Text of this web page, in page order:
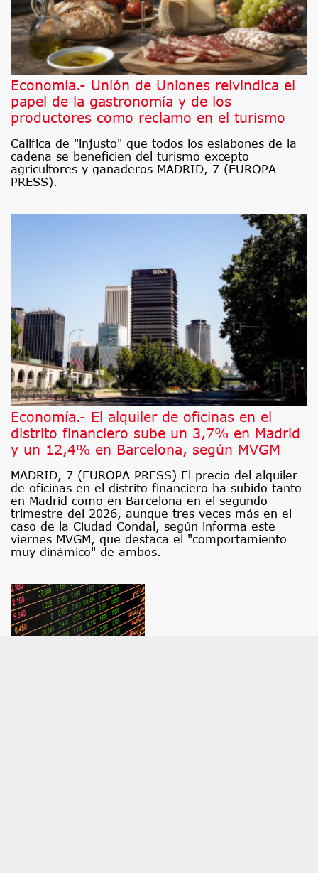
Economía.- Unión de Uniones reivindica el
papel de la gastronomía y de los
productores como reclamo en el turismo
Califica de "injusto" que todos los eslabones de la
cadena se beneficien del turismo excepto
agricultores y ganaderos MADRID, 7 (EUROPA
PRESS).
Economía.- El alquiler de oficinas en el
distrito financiero sube un 3,7% en Madrid
y un 12,4% en Barcelona, según MVGM
MADRID, 7 (EUROPA PRESS) El precio del alquiler
de oficinas en el distrito financiero ha subido tanto
en Madrid como en Barcelona en el segundo
trimestre del 2026, aunque tres veces más en el
caso de la Ciudad Condal, según informa este
viernes MVGM, que destaca el "comportamiento
muy dinámico" de ambos.